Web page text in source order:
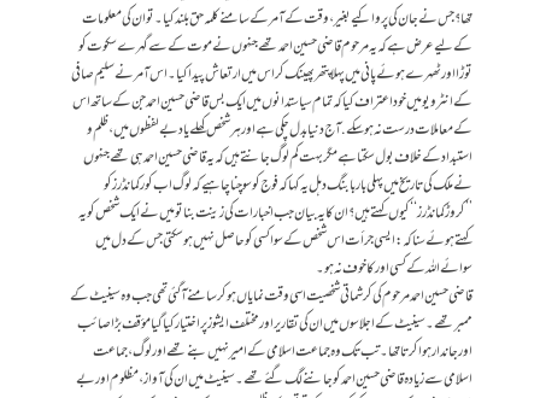
تھا؟ جس نے جان کی پروا کیے بغیر، وقت کے آمر کے سامنے کلمہ حق بلند کیا۔ تو ان کی معلومات
کے لیے عرض ہے کہ یہ مرحوم قاضی حسین احمد تھے جنہوں نے موت کے سے گہرے سکوت کو
توڑا اور ٹھہرے ہوئے پانی میں پہلا پتھر پھینک کر اس میں ارتعاش پیدا کیا۔ اس آمر نے سلیم صافی
کے انٹرویو میں خود اعتراف کیا کہ تمام سیاستدانوں میں ایک بس قاضی حسین احمد جن کے ساتھ اس
کے معاملات درست نہ ہو سکے. آج دنیا بدل چکی ہے اور ہر شخص کھلے یا دبے لفظوں میں، ظلم و
استبداد کے خلاف بول سکتا ہے مگر بہت کم لوگ جانتے ہیں کہ یہ قاضی حسین احمد ہی تھے جنہوں
نے ملک کی تاریخ میں پہلی بار بابنگ دہل یہ کہا کہ فوج کو سوچنا چاہیے کہ لوگ اب کور کمانڈرز کو
’’کروڑکمانڈرز‘‘ کیوں کہتے ہیں؟ ان کا یہ بیان جب اخبارات کی زینت بنا تو میں نے ایک شخص کو یہ
کہتے ہوئے سنا کہ: ایسی جرأت اس شخص کے سوا کسی کو حاصل نہیں ہوسکتی جس کے دل میں
سوائے اللہ کے کسی اور کا خوف نہ ہو۔
قاضی حسین احمد مرحوم کی کرشماتی شخصیت اسی وقت نمایاں ہو کر سامنے آگئی تھی جب وہ سینیٹ کے
ممبر تھے۔ سینیٹ کے اجلاسوں میں ان کی تقاریر اور مختلف ایشوز پر اختیار کیا گیا مؤقف بڑا صائب
اور جاندار ہوا کرتا تھا۔ تب تک وہ جماعت اسلامی کے امیر نہیں بنے تھے اور لوگ، جماعت
اسلامی سے زیادہ قاضی حسین احمد کو جاننے لگ گئے تھے۔ سینیٹ میں ان کی آواز، مظلوم اور بے